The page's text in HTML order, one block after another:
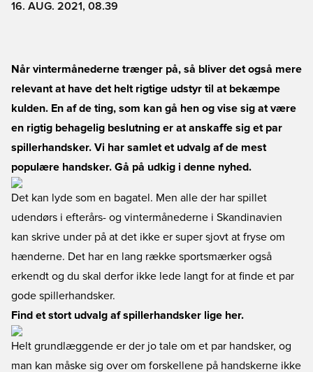
16. AUG. 2021, 08.39
Når vintermånederne trænger på, så bliver det også mere
relevant at have det helt rigtige udstyr til at bekæmpe
kulden. En af de ting, som kan gå hen og vise sig at være
en rigtig behagelig beslutning er at anskaffe sig et par
spillerhandsker. Vi har samlet et udvalg af de mest
populære handsker. Gå på udkig i denne nyhed.
Det kan lyde som en bagatel. Men alle der har spillet
udendørs i efterårs- og vintermånederne i Skandinavien
kan skrive under på at det ikke er super sjovt at fryse om
hænderne. Det har en lang række sportsmærker også
erkendt og du skal derfor ikke lede langt for at finde et par
gode spillerhandsker.
Find et stort udvalg af spillerhandsker lige her.
Helt grundlæggende er der jo tale om et par handsker, og
man kan måske sig over om forskellene på handskerne ikke